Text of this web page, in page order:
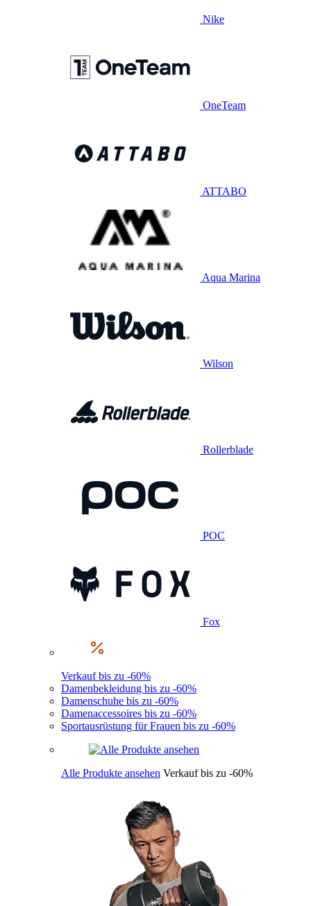
Nike
OneTeam
ATTABO
Aqua Marina
Wilson
Rollerblade
POC
Fox
Verkauf bis zu -60%
Damenbekleidung bis zu -60%
Damenschuhe bis zu -60%
Damenaccessoires bis zu -60%
Sportausrüstung für Frauen bis zu -60%
Alle Produkte ansehen Verkauf bis zu -60%